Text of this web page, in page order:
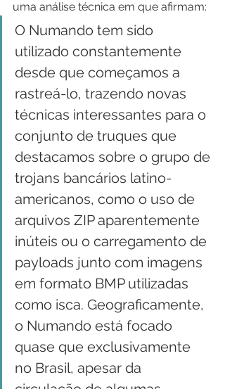
uma análise técnica em que afirmam:
O Numando tem sido
utilizado constantemente
desde que começamos a
rastreá-lo, trazendo novas
técnicas interessantes para o
conjunto de truques que
destacamos sobre o grupo de
trojans bancários latino-
americanos, como o uso de
arquivos ZIP aparentemente
inúteis ou o carregamento de
payloads junto com imagens
em formato BMP utilizadas
como isca. Geograficamente,
o Numando está focado
quase que exclusivamente
no Brasil, apesar da